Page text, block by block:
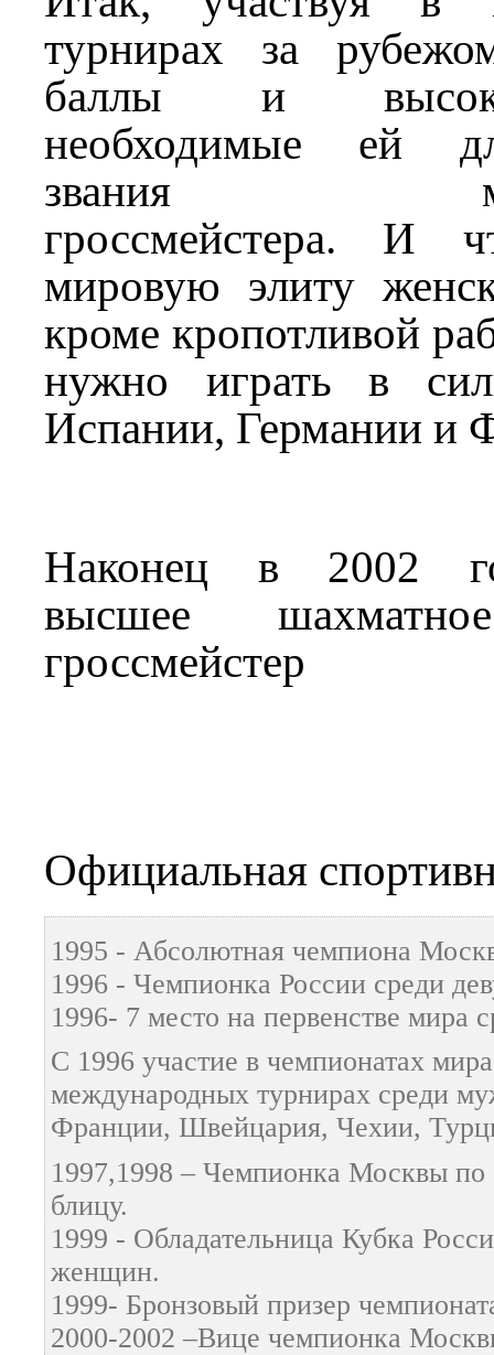
турнирах за
баллы и
необходимые ей
звания
гроссмейстера. И
мировую элиту
кроме кропотливой
нужно играть в
Испании, Германии и
Наконец в 2002
высшее
гроссмейстер
Официальная
1995 - Абсолютная чемпиона
1996 - Чемпионка России среди
1996- 7 место на первенстве мира
С 1996 участие в чемпионатах
международных турнирах среди
Франции, Швейцария, Чехии,
1997,1998 – Чемпионка Москвы
блицу.
1999 - Обладательница Кубка
женщин.
1999- Бронзовый призер
2000-2002 –Вице чемпионка